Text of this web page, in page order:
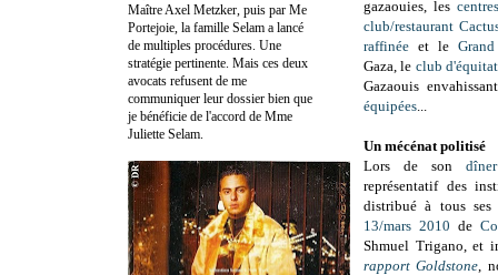
gazaouies, les
club/restaurant
raffinée et le
Gaza, le club
Gazaouis
équipées
Un mécénat politisé
Lors de son
représentatif des
distribué à tous
13/mars 2010 de
Shmuel Trigano, et
rapport Goldstone ,
Maître Axel Metzker, puis par Me
Portejoie, la famille Selam a lancé
de multiples procédures. Une
stratégie pertinente. Mais ces deux
avocats refusent de me
communiquer leur dossier bien que
je bénéficie de l'accord de Mme
Juliette Selam.